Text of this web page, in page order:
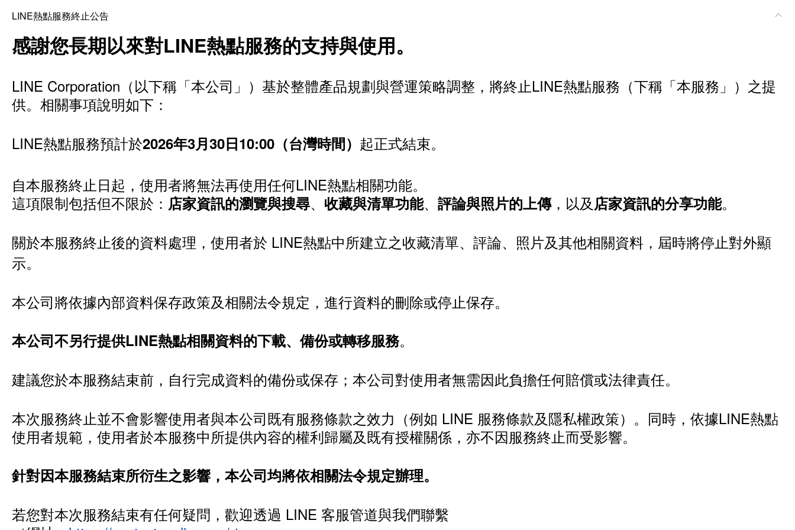
LINE熱點服務終止公告
感謝您長期以來對LINE熱點服務的支持與使用。
LINE Corporation（以下稱「本公司」）基於整體產品規劃與營運策略調整，將終止LINE熱點服務（下稱「本服務」）之提
供。相關事項說明如下：
LINE熱點服務預計於2026年3月30日10:00（台灣時間） 起正式結束。
自本服務終止日起，使用者將無法再使用任何LINE熱點相關功能。
這項限制包括但不限於： 店家資訊的瀏覽與搜尋、 收藏與清單功能、 評論與照片的上傳，以及店家資訊的分享功能。
關於本服務終止後的資料處理，使用者於 LINE熱點中所建立之收藏清單、評論、照片及其他相關資料，屆時將停止對外顯
示。
本公司將依據內部資料保存政策及相關法令規定，進行資料的刪除或停止保存。
本公司不另行提供LINE熱點相關資料的下載、備份或轉移服務。
建議您於本服務結束前，自行完成資料的備份或保存；本公司對使用者無需因此負擔任何賠償或法律責任。
本次服務終止並不會影響使用者與本公司既有服務條款之效力（例如 LINE 服務條款及隱私權政策）。同時，依據LINE熱點
使用者規範，使用者於本服務中所提供內容的權利歸屬及既有授權關係，亦不因服務終止而受影響。
針對因本服務結束所衍生之影響，本公司均將依相關法令規定辦理。
若您對本次服務結束有任何疑問，歡迎透過 LINE 客服管道與我們聯繫